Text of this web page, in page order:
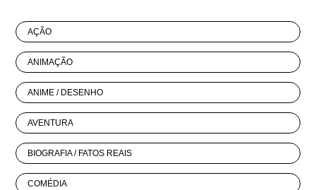
AÇÃO
ANIMAÇÃO
ANIME / DESENHO
AVENTURA
BIOGRAFIA / FATOS REAIS
COMÉDIA